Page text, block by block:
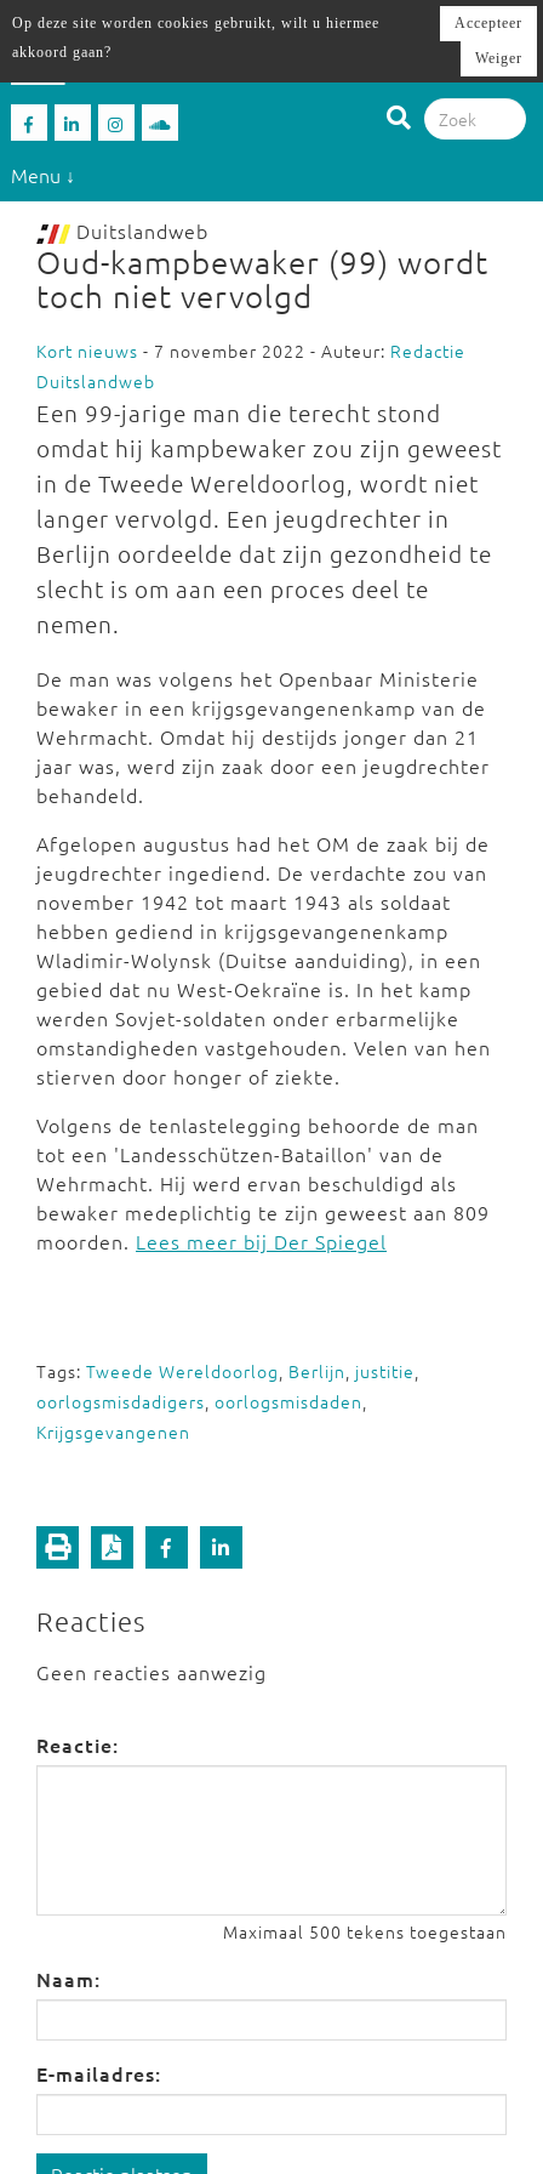
Menu ↓
Duitslandweb
Oud-kampbewaker (99) wordt
toch niet vervolgd
Kort nieuws - 7 november 2022 - Auteur: Redactie
Duitslandweb
Een 99-jarige man die terecht stond
omdat hij kampbewaker zou zijn geweest
in de Tweede Wereldoorlog, wordt niet
langer vervolgd. Een jeugdrechter in
Berlijn oordeelde dat zijn gezondheid te
slecht is om aan een proces deel te
nemen.
De man was volgens het Openbaar Ministerie
bewaker in een krijgsgevangenenkamp van de
Wehrmacht. Omdat hij destijds jonger dan 21
jaar was, werd zijn zaak door een jeugdrechter
behandeld.
Afgelopen augustus had het OM de zaak bij de
jeugdrechter ingediend. De verdachte zou van
november 1942 tot maart 1943 als soldaat
hebben gediend in krijgsgevangenenkamp
Wladimir-Wolynsk (Duitse aanduiding), in een
gebied dat nu West-Oekraïne is. In het kamp
werden Sovjet-soldaten onder erbarmelijke
omstandigheden vastgehouden. Velen van hen
stierven door honger of ziekte.
Volgens de tenlastelegging behoorde de man
tot een 'Landesschützen-Bataillon' van de
Wehrmacht. Hij werd ervan beschuldigd als
bewaker medeplichtig te zijn geweest aan 809
moorden. Lees meer bij Der Spiegel
Tags: Tweede Wereldoorlog, Berlijn, justitie,
oorlogsmisdadigers, oorlogsmisdaden,
Krijgsgevangenen
Reacties
Geen reacties aanwezig
Reactie:
Maximaal 500 tekens toegestaan
Naam:
E-mailadres:
Op deze site worden cookies gebruikt, wilt u hiermee
akkoord gaan?
Accepteer
Weiger